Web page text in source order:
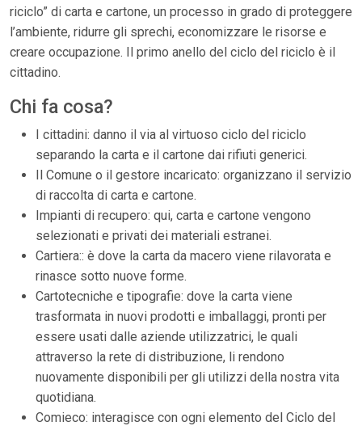
riciclo” di carta e cartone, un processo in grado di proteggere
l’ambiente, ridurre gli sprechi, economizzare le risorse e
creare occupazione. Il primo anello del ciclo del riciclo è il
cittadino.
Chi fa cosa?
I cittadini: danno il via al virtuoso ciclo del riciclo
separando la carta e il cartone dai rifiuti generici.
Il Comune o il gestore incaricato: organizzano il servizio
di raccolta di carta e cartone.
Impianti di recupero: qui, carta e cartone vengono
selezionati e privati dei materiali estranei.
Cartiera:: è dove la carta da macero viene rilavorata e
rinasce sotto nuove forme.
Cartotecniche e tipografie: dove la carta viene
trasformata in nuovi prodotti e imballaggi, pronti per
essere usati dalle aziende utilizzatrici, le quali
attraverso la rete di distribuzione, li rendono
nuovamente disponibili per gli utilizzi della nostra vita
quotidiana.
Comieco: interagisce con ogni elemento del Ciclo del